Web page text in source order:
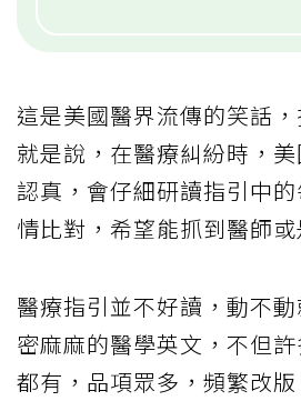
這是美國醫界流傳的笑話
就是說，在醫療糾紛時，
認真，會仔細研讀指引中
情比對，希望能抓到醫師或
醫療指引並不好讀，動不
密麻麻的醫學英文，不但
都有，品項眾多，頻繁改